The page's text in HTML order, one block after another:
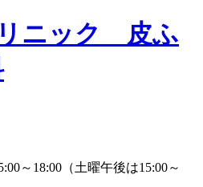
～18:00（土曜午後は15:00～